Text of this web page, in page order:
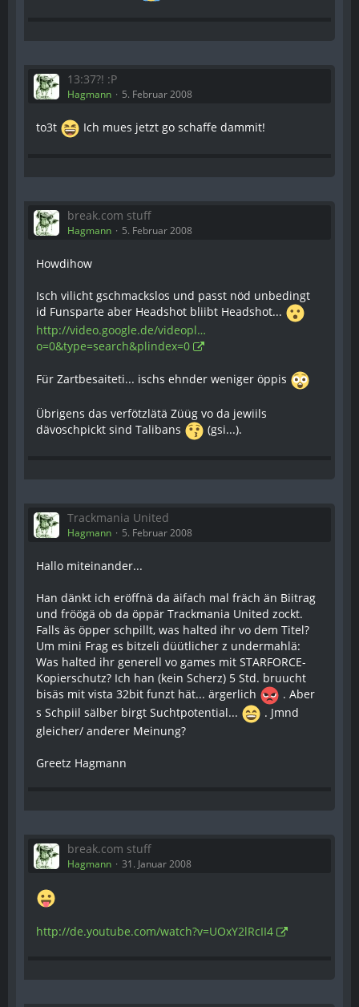
13:37?! :P
Hagmann 5. Februar 2008
to3t Ich mues jetzt go schaffe dammit!
break.com stuff
Hagmann 5. Februar 2008
Howdihow
Isch vilicht gschmackslos und passt nöd unbedingt
id Funsparte aber Headshot bliibt Headshot...
http://video.google.de/videopl…
o=0&type=search&plindex=0
Für Zartbesaiteti... ischs ehnder weniger öppis
Übrigens das verfötzlätä Züüg vo da jewiils
dävoschpickt sind Talibans
(gsi...).
Trackmania United
Hagmann 5. Februar 2008
Hallo miteinander...
Han dänkt ich eröffnä da äifach mal fräch än Biitrag
und fröögä ob da öppär Trackmania United zockt.
Falls äs öpper schpillt, was halted ihr vo dem Titel?
Um mini Frag es bitzeli düütlicher z undermahlä:
Was halted ihr generell vo games mit STARFORCE-
Kopierschutz? Ich han (kein Scherz) 5 Std. bruucht
bisäs mit vista 32bit funzt hät... ärgerlich
. Aber
s Schpiil sälber birgt Suchtpotential...
. Jmnd
gleicher/ anderer Meinung?
Greetz Hagmann
break.com stuff
Hagmann 31. Januar 2008
http://de.youtube.com/watch?v=UOxY2lRcII4